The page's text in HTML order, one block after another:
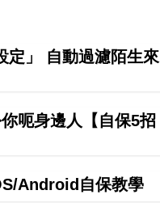
定」 自動過濾陌生來
呃身邊人【自保5招
Android自保教學